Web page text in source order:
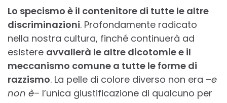
Lo specismo è il contenitore di tutte le altre
discriminazioni. Profondamente radicato
nella nostra cultura, finché continuerà ad
esistere avvallerà le altre dicotomie e il
meccanismo comune a tutte le forme di
razzismo. La pelle di colore diverso non era –e
non è– l’unica giustificazione di qualcuno per